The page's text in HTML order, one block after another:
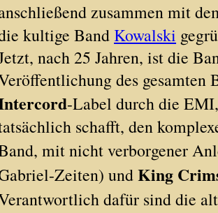
zusammen mit
kultige Band Kowalski
nach 25 Jahren, ist die
des gesamten
-Label durch die
schafft, den
mit nicht verborgener
Zeiten) undKing
dafür sind die